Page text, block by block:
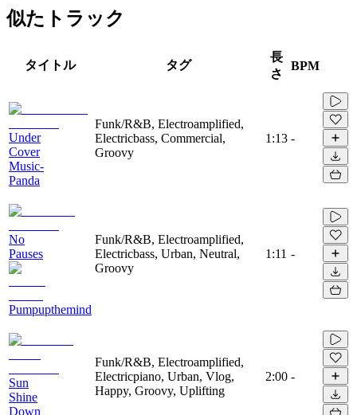
似たトラック
タイトル タグ
長
さ
BPM
Under
Cover
Music-
Panda
Funk/R&B, Electroamplified,
Electricbass, Commercial,
Groovy
1:13 -
No
Pauses
Pumpupthemind
Funk/R&B, Electroamplified,
Electricbass, Urban, Neutral,
Groovy
1:11 -
Sun
Shine
Down
Funk/R&B, Electroamplified,
Electricpiano, Urban, Vlog,
Happy, Groovy, Uplifting
2:00 -